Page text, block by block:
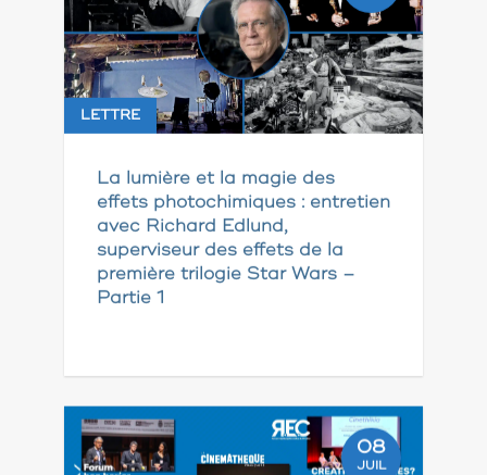
LETTRE
La lumière et la magie des
effets photochimiques : entretien
avec Richard Edlund,
superviseur des effets de la
première trilogie Star Wars –
Partie 1
08
JUIL